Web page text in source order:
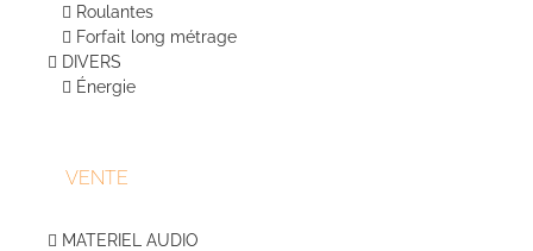
Roulantes
Forfait long métrage
DIVERS
Énergie
VENTE
MATERIEL AUDIO